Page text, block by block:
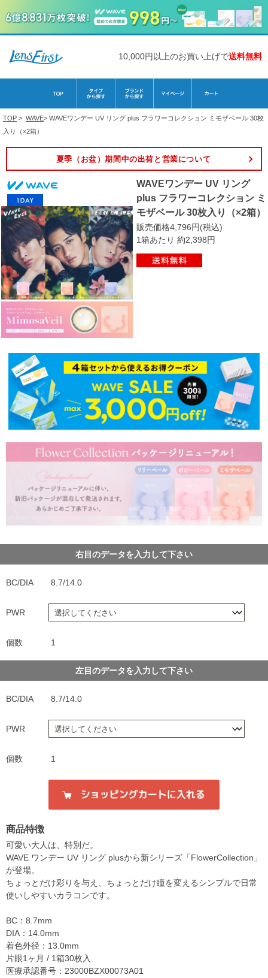
10,000円以上のお買い上げで送料無料
TOP > WAVE> WAVEワンデー UV リング plus フラワーコレクション ミモザベール 30枚
入り（×2箱）
夏季（お盆）期間中の出荷と営業について
WAVEワンデー UV リング
plus フラワーコレクション ミ
モザベール 30枚入り（×2箱）
販売価格4,796円(税込)
1箱あたり 約2,398円
右目のデータを入力して下さい
BC/DIA 8.7/14.0
PWR
個数 1
左目のデータを入力して下さい
BC/DIA 8.7/14.0
PWR
個数 1
商品特徴
可愛い大人は、特別だ。
WAVE ワンデー UV リング plusから新シリーズ「FlowerCollection」
が登場。
ちょっとだけ彩りを与え、ちょっとだけ瞳を変えるシンプルで日常
使いしやすいカラコンです。
BC：8.7mm
DIA：14.0mm
着色外径：13.0mm
片眼1ヶ月 / 1箱30枚入
医療承認番号：23000BZX00073A01